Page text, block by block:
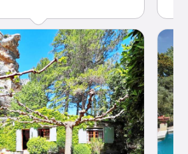
völlig in Ordnung geht. Kleiner Tipp
Hausnummer an der Straßenmauer,
auch sofort finden. Wir kommen